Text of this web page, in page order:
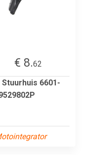
€ 8.62
Stuurhuis 6601-